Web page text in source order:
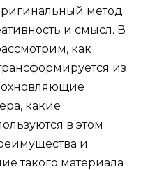
метод
и смысл. В
как
из
какие
в этом
и
такого материала